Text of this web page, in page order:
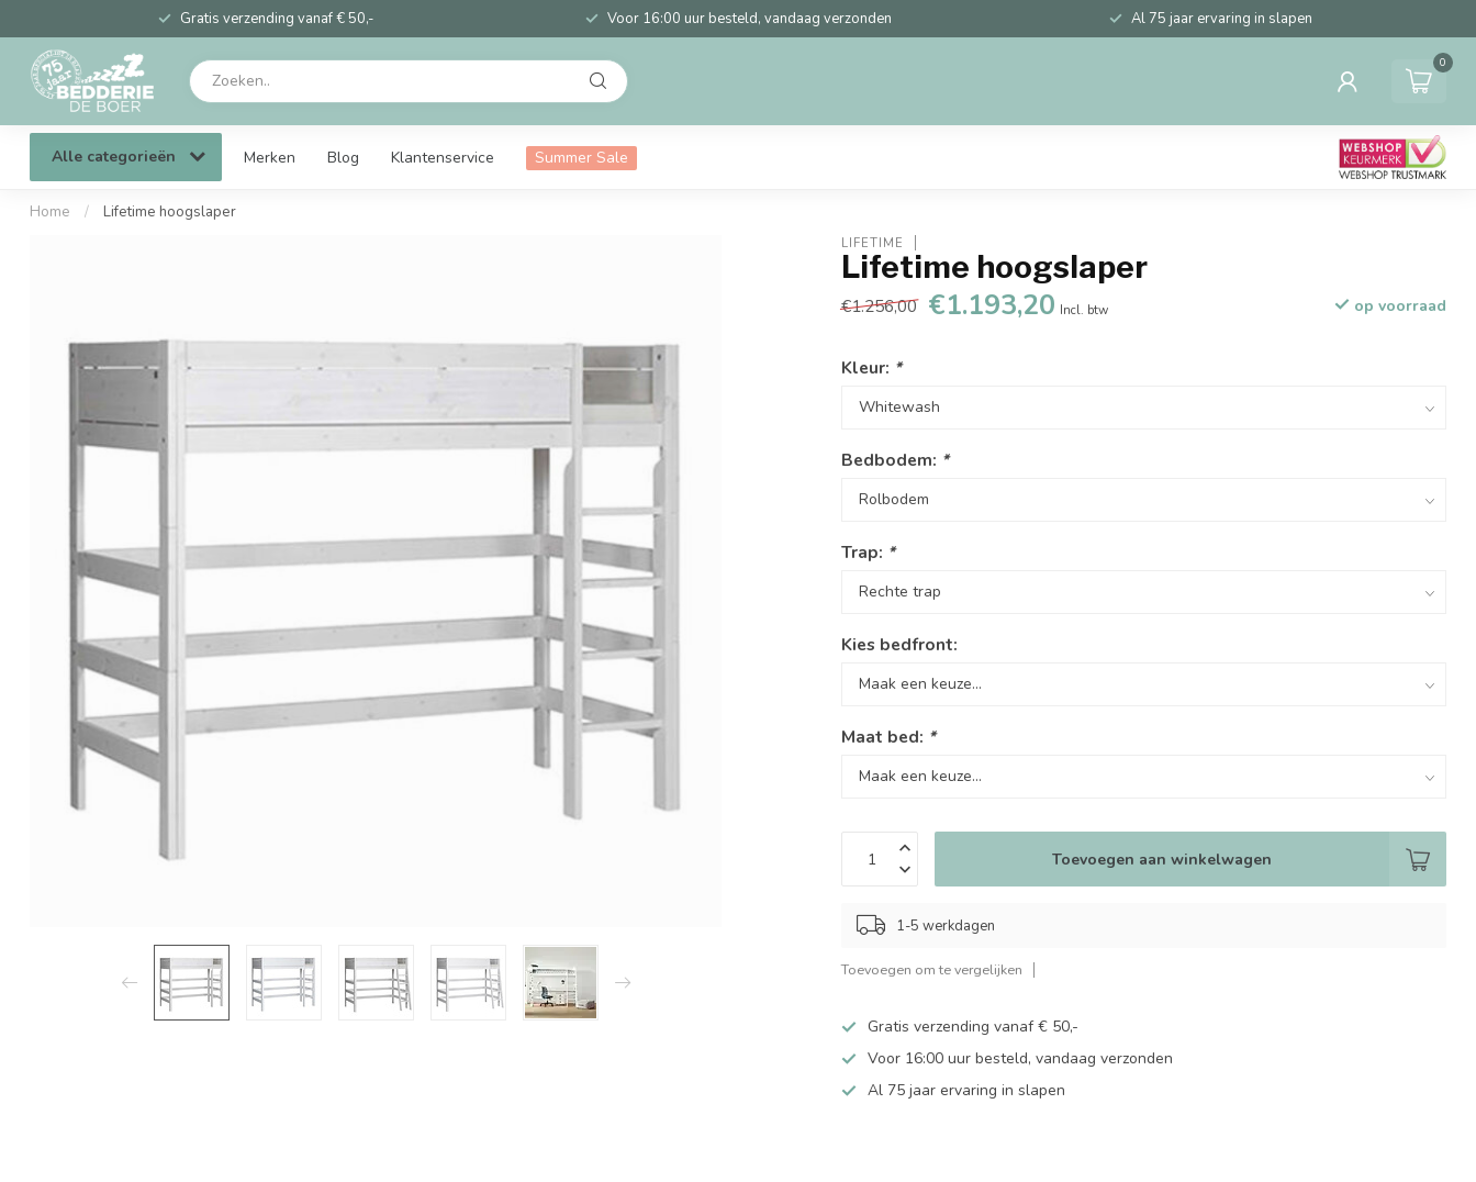
Gratis verzending vanaf € 50,- Voor 16:00 uur besteld, vandaag verzonden Al 75 jaar ervaring in slapen
0
Alle categorieën Merken Blog Klantenservice Summer Sale
Home / Lifetime hoogslaper
LIFETIME
Lifetime hoogslaper
€1.256,00 €1.193,20 Incl. btw op voorraad
Kleur: *
Bedbodem: *
Trap: *
Kies bedfront:
Maat bed: *
Toevoegen aan winkelwagen
1-5 werkdagen
Toevoegen om te vergelijken
Gratis verzending vanaf € 50,-
Voor 16:00 uur besteld, vandaag verzonden
Al 75 jaar ervaring in slapen